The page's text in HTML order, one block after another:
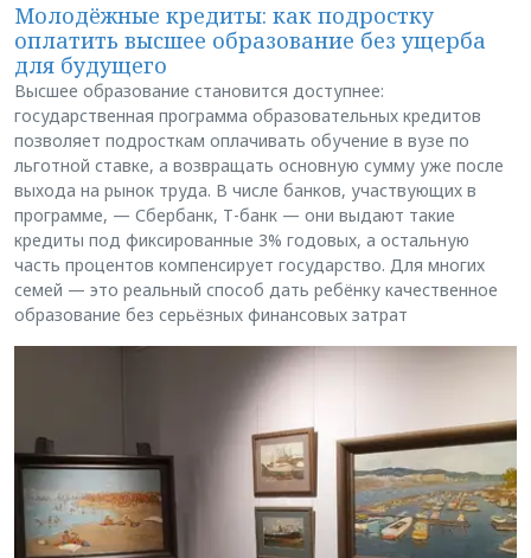
Молодёжные кредиты: как подростку
оплатить высшее образование без ущерба
для будущего
Высшее образование становится доступнее:
государственная программа образовательных кредитов
позволяет подросткам оплачивать обучение в вузе по
льготной ставке, а возвращать основную сумму уже после
выхода на рынок труда. В числе банков, участвующих в
программе, — Сбербанк, Т-банк — они выдают такие
кредиты под фиксированные 3% годовых, а остальную
часть процентов компенсирует государство. Для многих
семей — это реальный способ дать ребёнку качественное
образование без серьёзных финансовых затрат